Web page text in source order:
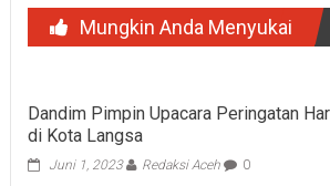
Mungkin Anda Menyukai
Dandim Pimpin Upacara Peringatan
di Kota Langsa
Juni 1, 2023 Redaksi Aceh 0